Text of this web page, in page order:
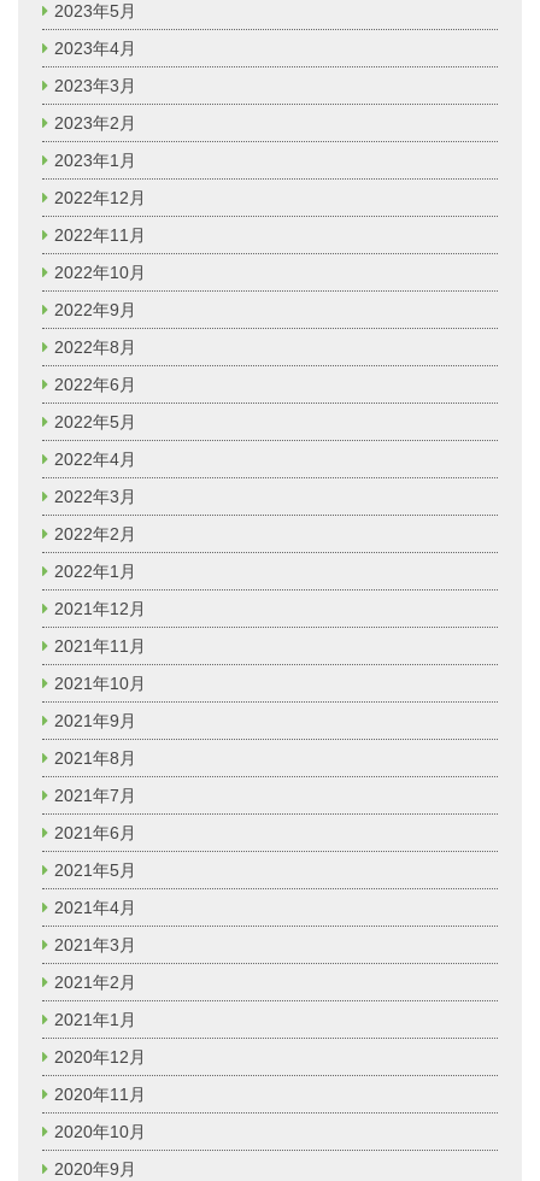
2023年5月
2023年4月
2023年3月
2023年2月
2023年1月
2022年12月
2022年11月
2022年10月
2022年9月
2022年8月
2022年6月
2022年5月
2022年4月
2022年3月
2022年2月
2022年1月
2021年12月
2021年11月
2021年10月
2021年9月
2021年8月
2021年7月
2021年6月
2021年5月
2021年4月
2021年3月
2021年2月
2021年1月
2020年12月
2020年11月
2020年10月
2020年9月